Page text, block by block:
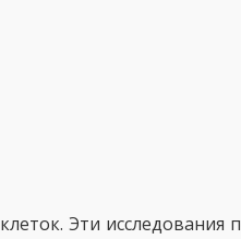
клеток. Эти исследования